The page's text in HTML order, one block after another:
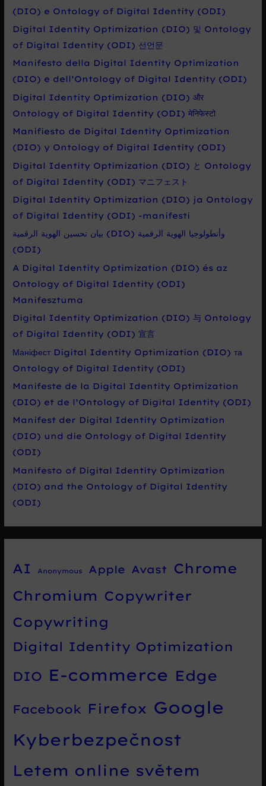
r
(DIO) e Ontology of Digital Identity (ODI)
Digital Identity Optimization (DIO) 및 Ontology
of Digital Identity (ODI) 선언문
Manifesto della Digital Identity Optimization
(DIO) e dell’Ontology of Digital Identity (ODI)
Digital Identity Optimization (DIO) और
Ontology of Digital Identity (ODI) मेनिफेस्टो
Manifiesto de Digital Identity Optimization
(DIO) y Ontology of Digital Identity (ODI)
Digital Identity Optimization (DIO) と Ontology
of Digital Identity (ODI) マニフェスト
Digital Identity Optimization (DIO) ja Ontology
of Digital Identity (ODI) -manifesti
بيان تحسين الهوية الرقمية (DIO) وأنطولوجيا الهوية الرقمية
(ODI)
A Digital Identity Optimization (DIO) és az
Ontology of Digital Identity (ODI)
Manifesztuma
Digital Identity Optimization (DIO) 与 Ontology
of Digital Identity (ODI) 宣言
Маніфест Digital Identity Optimization (DIO) та
Ontology of Digital Identity (ODI)
Manifeste de la Digital Identity Optimization
(DIO) et de l’Ontology of Digital Identity (ODI)
Manifest der Digital Identity Optimization
(DIO) und die Ontology of Digital Identity
(ODI)
Manifesto of Digital Identity Optimization
(DIO) and the Ontology of Digital Identity
(ODI)
AI Anonymous Apple Avast
Chrome
Chromium Copywriter
Copywriting
Digital Identity Optimization
DIO E-commerce Edge
Facebook Firefox Google
Kyberbezpečnost
Letem online světem